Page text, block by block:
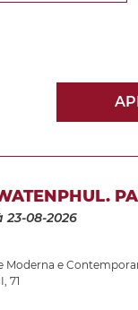
23-08-2026
Moderna e
71